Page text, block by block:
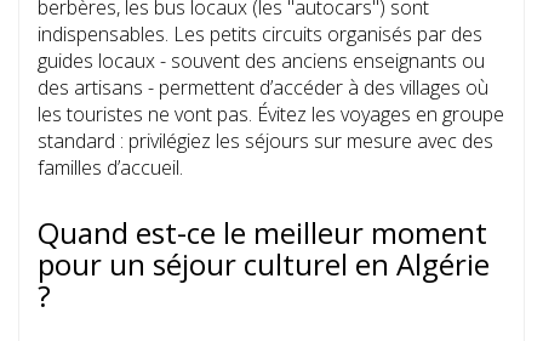
berbères, les bus locaux (les "autocars") sont
indispensables. Les petits circuits organisés par des
guides locaux - souvent des anciens enseignants ou
des artisans - permettent d’accéder à des villages où
les touristes ne vont pas. Évitez les voyages en groupe
standard : privilégiez les séjours sur mesure avec des
familles d’accueil.
Quand est-ce le meilleur moment
pour un séjour culturel en Algérie
?